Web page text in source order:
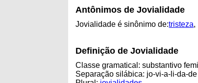
Antônimos de Jovialidade
Jovialidade é sinônimo de:tristeza,
Definição de Jovialidade
Classe gramatical: substantivo
Separação silábica: jo-vi-a-li-da-de